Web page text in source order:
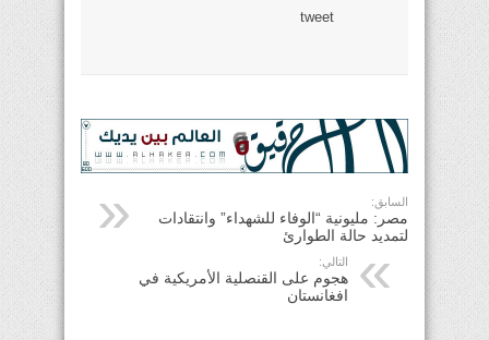
tweet
السابق:
مصر: مليونية “الوفاء للشهداء” وانتقادات
لتمديد حالة الطوارئ
التالي:
هجوم على القنصلية الأمريكية في
افغانستان